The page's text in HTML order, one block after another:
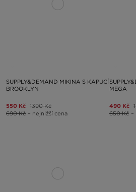
SUPPLY&DEMAND MIKINA S KAPUCÍ
BROOKLYN
550 Kč 1390 Kč
690 Kč – nejnižší cena
MEGA
490 Kč
650 Kč –